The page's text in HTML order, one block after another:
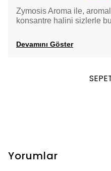
Zymosis Aroma ile,
konsantre halini sizlerle
Devamını Göster
Yorumlar